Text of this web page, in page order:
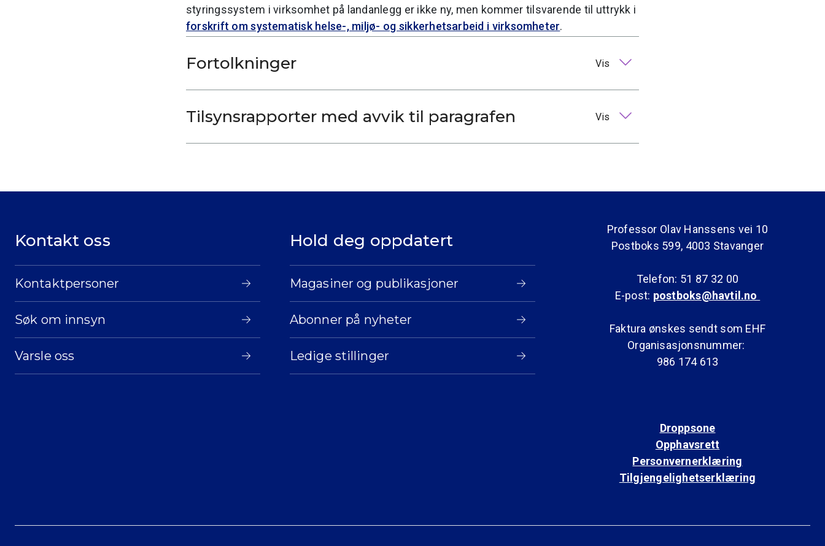
styringssystem i virksomhet på landanlegg er ikke ny, men kommer tilsvarende til uttrykk i
forskrift om systematisk helse-, miljø- og sikkerhetsarbeid i virksomheter.
Fortolkninger Vis
Tilsynsrapporter med avvik til paragrafen Vis
Kontakt oss
Kontaktpersoner
Søk om innsyn
Varsle oss
Hold deg oppdatert
Magasiner og publikasjoner
Abonner på nyheter
Ledige stillinger
Professor Olav Hanssens vei 10
Postboks 599, 4003 Stavanger
Telefon: 51 87 32 00
E-post: postboks@havtil.no
Faktura ønskes sendt som EHF
Organisasjonsnummer:
986 174 613
Droppsone
Opphavsrett
Personvernerklæring
Tilgjengelighetserklæring